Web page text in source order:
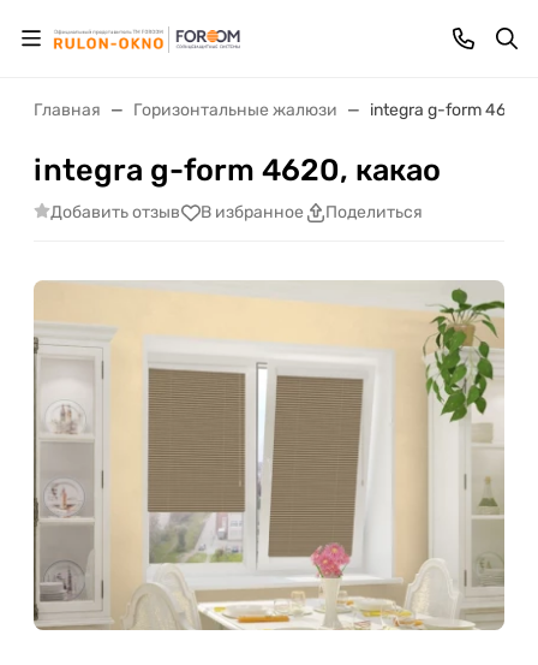
Главная Горизонтальные жалюзи integra g-form 4620,
integra g-form 4620, какао
Добавить отзыв В избранное Поделиться